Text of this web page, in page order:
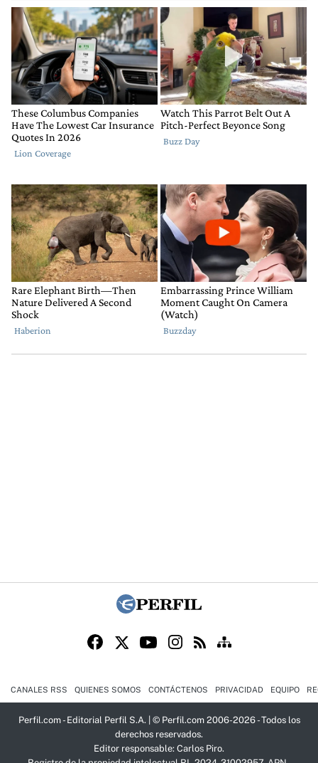
CANALES RSS QUIENES SOMOS CONTÁCTENOS PRIVACIDAD EQUIPO
Perfil.com - Editorial Perfil S.A. | © Perfil.com 2006-2026 - Todos los
derechos reservados.
Editor responsable: Carlos Piro.